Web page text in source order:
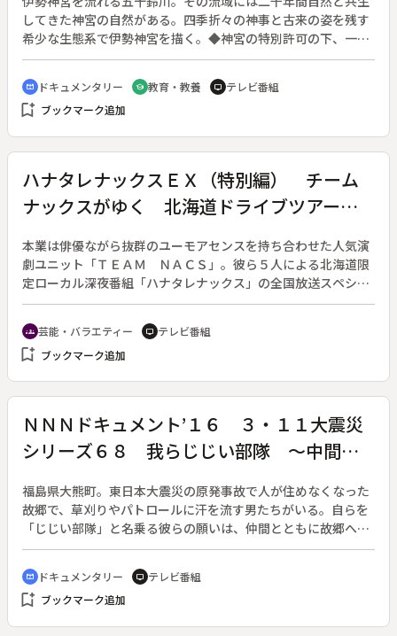
て自らの作品に対しての責任について、語る。
してきた神宮の自然がある。四季折々の神事と古来の姿を残す
希少な生態系で伊勢神宮を描く。◆神宮の特別許可の下、一年
間にわたり五十鈴川を源流まで遡りながら四季折々行われる荘
厳な神事と豊かな自然の生態を描いた。カワガラスやカジカガ
エル、水中にくらす絶滅危惧種のアジメドジョウなど豊かな生
命。入山を許されない神域には、今も多くの日本固有の希少種
跡の自然美、生命の輝きを４ＫＨＤＲで映像化した。日本人の
「心のふるさと」と呼ばれる神宮を「祈り」と「自然」の両面
から描く神宮初のネイチャー作品である。◆平成２８年度文化
庁芸術祭参加作品、ＣＢＣテレビ開局６０周年記念番組。
cinematic_blur ドキュメンタリー school 教育・教養 tv テレビ番組
bookmark_add ブックマーク追加
ハナタレナックスＥＸ（特別編） チーム
ナックスがゆく 北海道ドライブツアー
本業は俳優ながら抜群のユーモアセンスを持ち合わせた人気演
劇ユニット「ＴＥＡＭ ＮＡＣＳ」。彼ら５人による北海道限
定ローカル深夜番組「ハナタレナックス」の全国放送スペシャ
ル第２弾。◆北海道の魅力再発見をテーマに、メンバーたちが
住み慣れた札幌、そして雄大な景色が広がる食の宝庫・十勝を
舞台とした「おもしろ看板探しのドライブ旅」へ出発。制限時
間内に番組から与えられたお題の看板を探し出せば賞金１万円
劇」と「珍道中」が幕を開ける。◆笑いの司令塔・大泉洋が本
領発揮の軽妙なトークとワガママ三昧でいつものように笑いを
生み出す中、番組開始早々に遅刻をし、珍騒動を巻き起こして
しまったことへの罪滅ぼしか、普段は無口な安田顕が珍しく大
起こす。永遠の少年・戸次重幸のうっとうしいほどの幼い残念
エピソードも続出、最年少の愛されキャラ・音尾琢真はメンバ
ー随一の「コワモテ」で衝撃シーンを創出、リーダーの森崎博
験あり、ちっちゃないざこざあり。そしてもちろんラーメン、
スープカレーなど北海道グルメも盛りだくさん。「ツウな穴
groups 芸能・バラエティー tv テレビ番組
bookmark_add ブックマーク追加
ＮＮＮドキュメント’１６ ３・１１大震災
シリーズ６８ 我らじじい部隊 ～中間貯
福島県大熊町。東日本大震災の原発事故で人が住めなくなった
故郷で、草刈りやパトロールに汗を流す男たちがいる。自らを
「じじい部隊」と名乗る彼らの願いは、仲間とともに故郷へ帰
ること。だが、町では帰還の足かせになりかねない国の計画が
進んでいた。県内の除染廃棄物を３０年にわたって保管する
「中間貯蔵施設」は、復興には必要な施設。しかし、それが完
成すれば住み慣れた家には戻れない…。人々が抱える故郷への
cinematic_blur ドキュメンタリー tv テレビ番組
bookmark_add ブックマーク追加